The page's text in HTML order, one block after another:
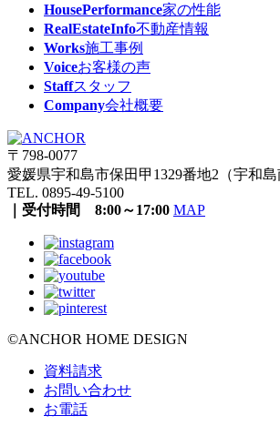
HousePerformance家の性能
RealEstateInfo不動産情報
Works施工事例
Voiceお客様の声
Staffスタッフ
Company会社概要
〒798-0077
愛媛県宇和島市保田甲1329番地2（宇和島
TEL. 0895-49-5100
｜受付時間 8:00～17:00 MAP
©ANCHOR HOME DESIGN
資料請求
お問い合わせ
お電話